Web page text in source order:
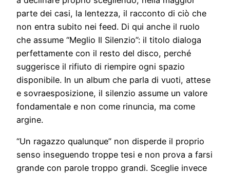
parte dei casi, la lentezza, il racconto di ciò che
non entra subito nei feed. Di qui anche il ruolo
che assume “Meglio Il Silenzio”: il titolo dialoga
perfettamente con il resto del disco, perché
suggerisce il rifiuto di riempire ogni spazio
disponibile. In un album che parla di vuoti, attese
e sovraesposizione, il silenzio assume un valore
fondamentale e non come rinuncia, ma come
argine.
“Un ragazzo qualunque” non disperde il proprio
senso inseguendo troppe tesi e non prova a farsi
grande con parole troppo grandi. Sceglie invece